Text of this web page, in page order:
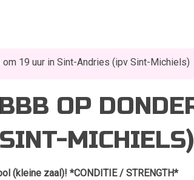
19 uur in Sint-Andries (ipv Sint-Michiels)
OP
MICHIELS)
(kleine zaal)! *CONDITIE / STRENGTH*